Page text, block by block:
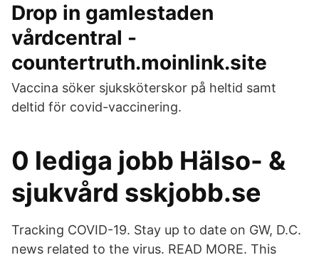
Drop in gamlestaden
vårdcentral -
countertruth.moinlink.site
Vaccina söker sjuksköterskor på heltid samt
deltid för covid-vaccinering.
0 lediga jobb Hälso- &
sjukvård sskjobb.se
Tracking COVID-19. Stay up to date on GW, D.C.
news related to the virus. READ MORE. This